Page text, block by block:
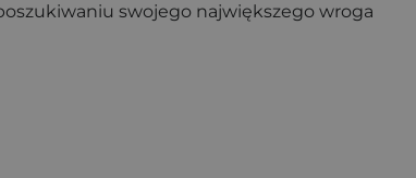
swojego największego wroga